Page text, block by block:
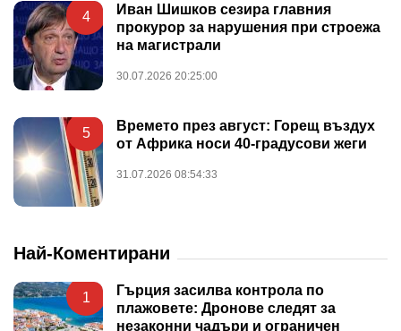
4
Иван Шишков сезира главния
прокурор за нарушения при строежа
на магистрали
30.07.2026 20:25:00
5
Времето през август: Горещ въздух
от Африка носи 40-градусови жеги
31.07.2026 08:54:33
Най-Коментирани
1
Гърция засилва контрола по
плажовете: Дронове следят за
незаконни чадъри и ограничен